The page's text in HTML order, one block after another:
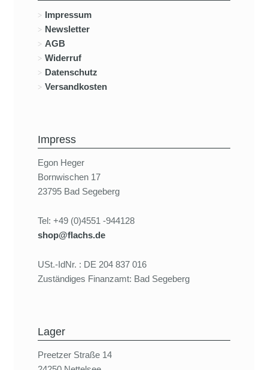
Impressum
Newsletter
AGB
Widerruf
Datenschutz
Versandkosten
Impress
Egon Heger
Bornwischen 17
23795 Bad Segeberg
Tel: +49 (0)4551 -944128
shop@flachs.de
USt.-IdNr. : DE 204 837 016
Zuständiges Finanzamt: Bad Segeberg
Lager
Preetzer Straße 14